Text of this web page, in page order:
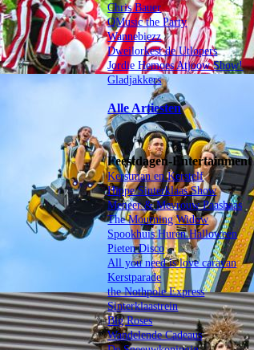
Chris Bauer
QMusic the Party
Wannebiezz
Dweilorkest de Utlopers
Jordie Hemoes Atjoow Show!
Gladjakkers
Alle Artiesten
Feestdagen-Entertainment
Kerstman en Kerstelf
Hippe Sinterklaas Show
Meneer & Mevrouw Paashaas
The Mourning Widow
Spookhuis Huren Halloween
Pieten Disco
All you need is love caravan
Kerstparade
the Nothpole Express
Sinterklaastrein
Big Roses
Wandelende Cadeaus